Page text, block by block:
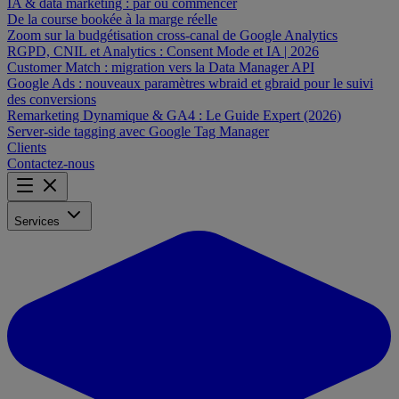
IA & data marketing : par où commencer
De la course bookée à la marge réelle
Zoom sur la budgétisation cross-canal de Google Analytics
RGPD, CNIL et Analytics : Consent Mode et IA | 2026
Customer Match : migration vers la Data Manager API
Google Ads : nouveaux paramètres wbraid et gbraid pour le suivi
des conversions
Remarketing Dynamique & GA4 : Le Guide Expert (2026)
Server-side tagging avec Google Tag Manager
Clients
Contactez-nous
Services